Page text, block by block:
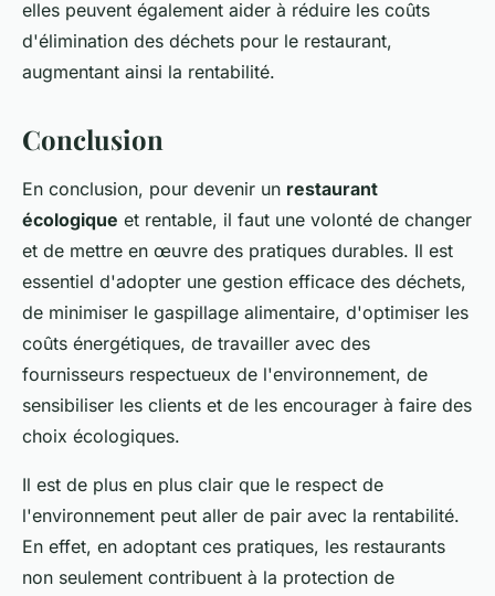
elles peuvent également aider à réduire les coûts
d'élimination des déchets pour le restaurant,
augmentant ainsi la rentabilité.
Conclusion
En conclusion, pour devenir un restaurant
écologique et rentable, il faut une volonté de changer
et de mettre en œuvre des pratiques durables. Il est
essentiel d'adopter une gestion efficace des déchets,
de minimiser le gaspillage alimentaire, d'optimiser les
coûts énergétiques, de travailler avec des
fournisseurs respectueux de l'environnement, de
sensibiliser les clients et de les encourager à faire des
choix écologiques.
Il est de plus en plus clair que le respect de
l'environnement peut aller de pair avec la rentabilité.
En effet, en adoptant ces pratiques, les restaurants
non seulement contribuent à la protection de